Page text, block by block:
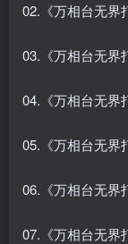
02.《万相台无界
03.《万相台无界
04.《万相台无界
05.《万相台无界
06.《万相台无界
07.《万相台无界